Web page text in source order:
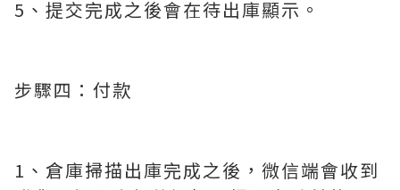
5、提交完成之後會在待出庫顯示。
步驟四：付款
1、倉庫掃描出庫完成之後，微信端會收到